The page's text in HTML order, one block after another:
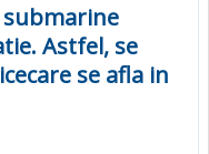
submarine
Astfel, se
se afla in